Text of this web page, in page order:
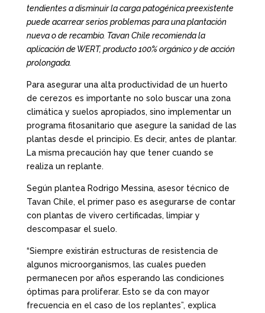
tendientes a disminuir la carga patogénica preexistente
puede acarrear serios problemas para una plantación
nueva o de recambio. Tavan Chile recomienda la
aplicación de WERT, producto 100% orgánico y de acción
prolongada.
Para asegurar una alta productividad de un huerto
de cerezos es importante no solo buscar una zona
climática y suelos apropiados, sino implementar un
programa fitosanitario que asegure la sanidad de las
plantas desde el principio. Es decir, antes de plantar.
La misma precaución hay que tener cuando se
realiza un replante.
Según plantea Rodrigo Messina, asesor técnico de
Tavan Chile, el primer paso es asegurarse de contar
con plantas de vivero certificadas, limpiar y
descompasar el suelo.
“Siempre existirán estructuras de resistencia de
algunos microorganismos, las cuales pueden
permanecen por años esperando las condiciones
óptimas para proliferar. Esto se da con mayor
frecuencia en el caso de los replantes”, explica